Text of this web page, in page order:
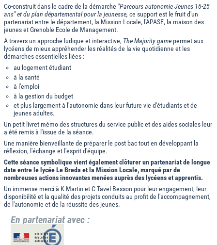
Co-construit dans le cadre de la démarche "Parcours autonomie Jeunes 16-25
ans" et du plan départemental pour la jeunesse, ce support est le fruit d'un
partenariat entre le département, la Mission Locale, l'APASE, la maison des
jeunes et Grenoble Ecole de Management.
A travers un approche ludique et interactive, The Majority game permet aux
lycéens de mieux appréhender les réalités de la vie quotidienne et les
démarches essentielles liées :
au logement étudiant
à la santé
à l'emploi
à la gestion du budget
et plus largement à l'autonomie dans leur future vie d'étudiants et de
jeunes adultes.
Un petit livret mémo des structures du service public et des aides sociales leur
a été remis à l'issue de la séance.
Une manière bienveillante de préparer le post bac tout en développant la
réflexion, l'échange et l'esprit d'équipe.
Cette séance symbolique vient également clôturer un partenariat de longue
date entre le lycée Le Breda et la Mission Locale, marqué par de
nombreuses actions innovantes menées auprès des lycéens et apprentis.
Un immense merci à K Martin et C Tavel-Besson pour leur engagement, leur
disponibilité et la qualité des projets conduits au profit de l'accompagnement,
de l'autonomie et de la réussite des jeunes.
En partenariat avec :